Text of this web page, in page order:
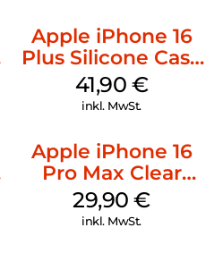
Apple iPhone 16
Plus Silicone Case
MagSafe Stone
Gray
41,90 €
inkl. MwSt.
Apple iPhone 16
Pro Max Clear
Case MagSafe
Transparent
29,90€
inkl. MwSt.